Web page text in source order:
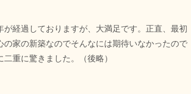
が経過しておりますが、大満足です。正直、最初
家の新築なのでそんなには期待いなかったので
重に驚きました。（後略）